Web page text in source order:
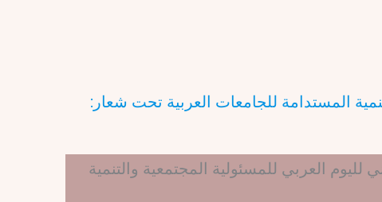
المستدامة للجامعات العربية تحت شعار:
لليوم العربي للمسئولية المجتمعية والتنمية